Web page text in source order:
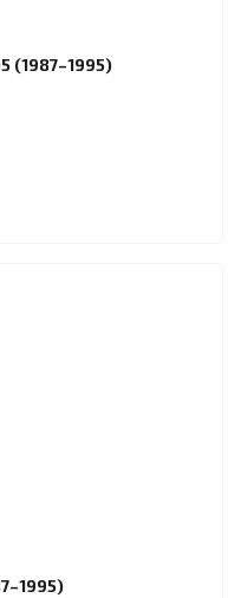
(1987–1995)